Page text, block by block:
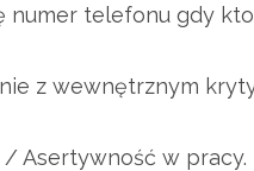
telefonu gdy
z wewnętrznym
Asertywność w pracy.